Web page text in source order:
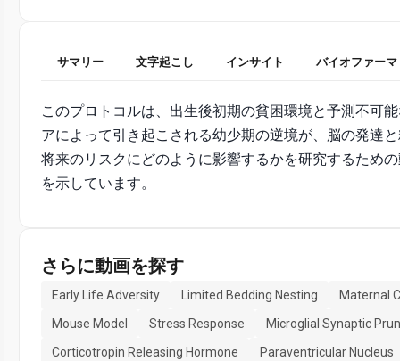
サマリー 文字起こし インサイト バイオファー
このプロトコルは、出生後初期の貧困環境と予測不可
アによって引き起こされる幼少期の逆境が、脳の発達
将来のリスクにどのように影響するかを研究するため
を示しています。
さらに動画を探す
Early Life Adversity Limited Bedding Nesting
Maternal
Mouse Model
Stress Response
Microglial Synaptic
Corticotropin Releasing Hormone
Paraventricular Nucleus